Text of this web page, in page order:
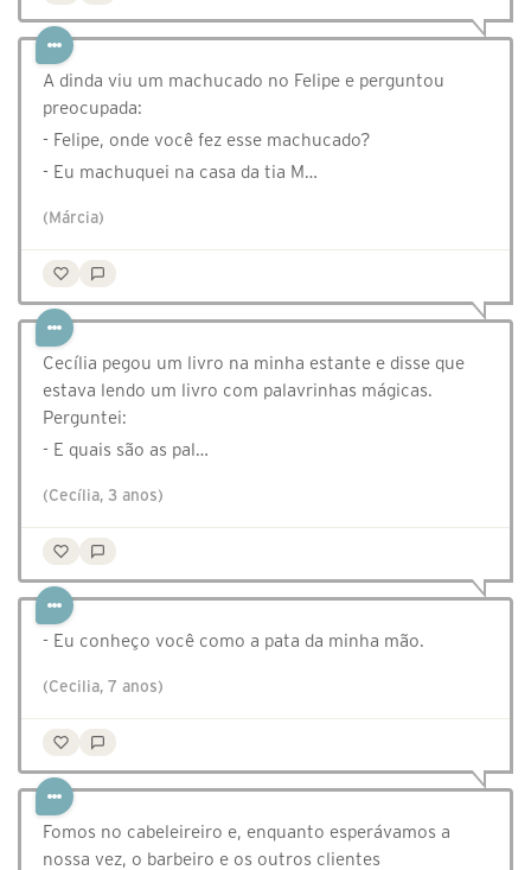
A dinda viu um machucado no Felipe e perguntou
preocupada:
- Felipe, onde você fez esse machucado?
- Eu machuquei na casa da tia M…
(Márcia)
Cecília pegou um livro na minha estante e disse que
estava lendo um livro com palavrinhas mágicas.
Perguntei:
- E quais são as pal…
(Cecília, 3 anos)
- Eu conheço você como a pata da minha mão.
(Cecilia, 7 anos)
Fomos no cabeleireiro e, enquanto esperávamos a
nossa vez, o barbeiro e os outros clientes